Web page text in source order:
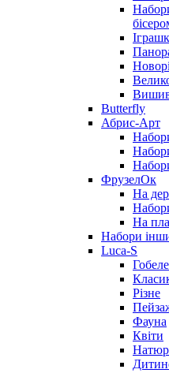
Butterfly
Абрис-Арт
ФрузелОк
На
На
Набори
Luca-S
Різне
Фауна
Квіти